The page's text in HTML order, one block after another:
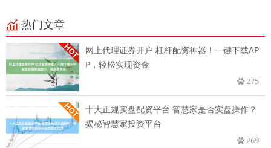
热门文章
网上代理证券开户 杠杆配资神器！一键下载AP
P，轻松实现资金
275
十大正规实盘配资平台 智慧家是否实盘操作？
揭秘智慧家投资平台
269